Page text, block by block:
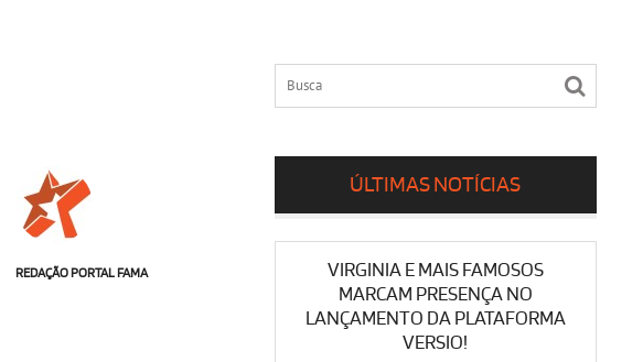
REDAÇÃO PORTAL FAMA
ÚLTIMAS NOTÍCIAS
VIRGINIA E MAIS FAMOSOS
MARCAM PRESENÇA NO
LANÇAMENTO DA PLATAFORMA
VERSIO!